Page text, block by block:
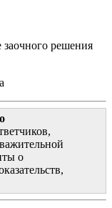
заочного решения
о